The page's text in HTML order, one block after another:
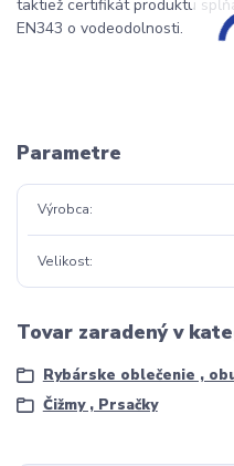
taktiež certifikát produktu
EN343 o vodeodolnosti.
Parametre
Výrobca
Velikost
Tovar zaradený v
Rybárske oblečenie ,
Čižmy , Prsačky